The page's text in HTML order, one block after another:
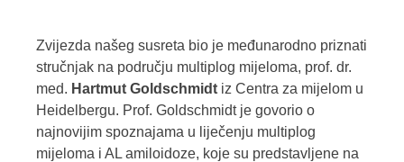
Zvijezda našeg susreta bio je međunarodno priznati
stručnjak na području multiplog mijeloma, prof. dr.
med. Hartmut Goldschmidt iz Centra za mijelom u
Heidelbergu. Prof. Goldschmidt je govorio o
najnovijim spoznajama u liječenju multiplog
mijeloma i AL amiloidoze, koje su predstavljene na